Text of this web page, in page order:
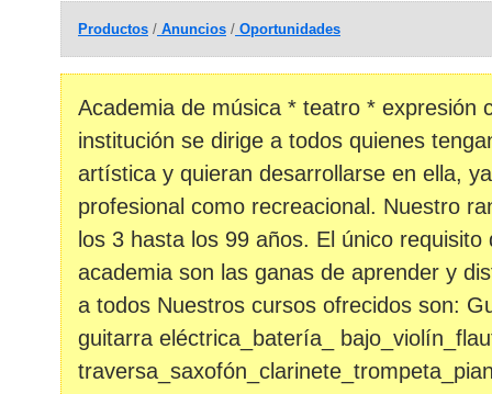
Productos / Anuncios / Oportunidades
Academia de música * teatro * expresión
institución se dirige a todos quienes
artística y quieran desarrollarse en ella,
profesional como recreacional. Nuestro
los 3 hasta los 99 años. El único
academia son las ganas de aprender y
a todos Nuestros cursos ofrecidos son:
guitarra eléctrica_batería_